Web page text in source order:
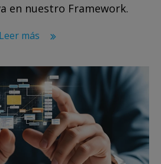
en nuestro Framework.
Leer más